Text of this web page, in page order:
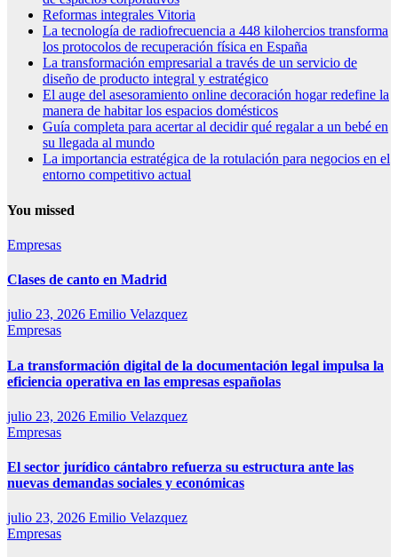
Reformas integrales Vitoria
La tecnología de radiofrecuencia a 448 kilohercios transforma
los protocolos de recuperación física en España
La transformación empresarial a través de un servicio de
diseño de producto integral y estratégico
El auge del asesoramiento online decoración hogar redefine la
manera de habitar los espacios domésticos
Guía completa para acertar al decidir qué regalar a un bebé en
su llegada al mundo
La importancia estratégica de la rotulación para negocios en el
entorno competitivo actual
You missed
Empresas
Clases de canto en Madrid
julio 23, 2026 Emilio Velazquez
Empresas
La transformación digital de la documentación legal impulsa la
eficiencia operativa en las empresas españolas
julio 23, 2026 Emilio Velazquez
Empresas
El sector jurídico cántabro refuerza su estructura ante las
nuevas demandas sociales y económicas
julio 23, 2026 Emilio Velazquez
Empresas